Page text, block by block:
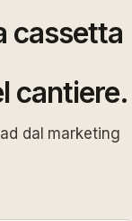
cassetta
cantiere.
dal marketing